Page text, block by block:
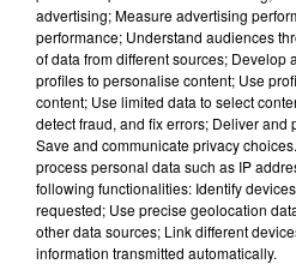
TITRES DIFFUSÉS
17h02
17h02 16h56
16h56
advertising; Measure advertising
performance; Understand audiences
of data from different sources; Develop
profiles to personalise content; Use
content; Use limited data to select
detect fraud, and fix errors; Deliver
Save and communicate privacy
process personal data such as IP
following functionalities: Identify
requested; Use precise geolocation
other data sources; Link different
information transmitted automatically.